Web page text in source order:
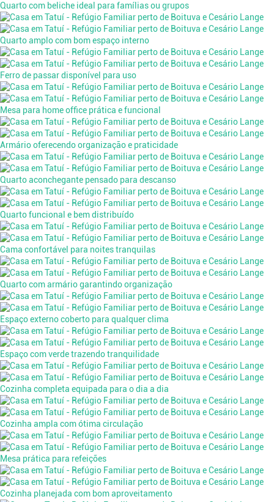
Quarto com beliche ideal para famílias ou grupos
Quarto amplo com bom espaço interno
Ferro de passar disponível para uso
Mesa para home office prática e funcional
Armário oferecendo organização e praticidade
Quarto aconchegante pensado para descanso
Quarto funcional e bem distribuído
Cama confortável para noites tranquilas
Quarto com armário garantindo organização
Espaço externo coberto para qualquer clima
Espaço com verde trazendo tranquilidade
Cozinha completa equipada para o dia a dia
Cozinha ampla com ótima circulação
Mesa prática para refeições
Cozinha planejada com bom aproveitamento